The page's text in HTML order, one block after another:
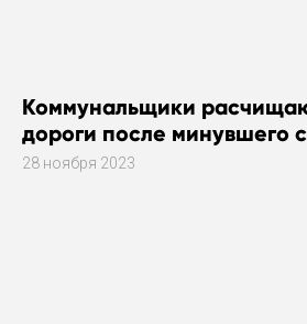
Коммунальщики
дороги после минувшего
28 ноября 2023